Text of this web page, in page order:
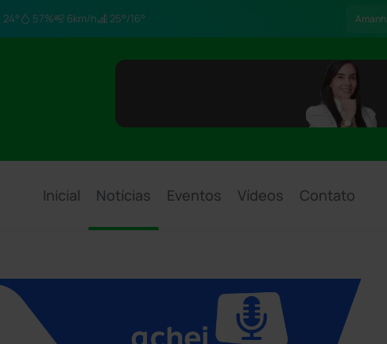
24° 57% 6km/h 25°/16°
Inicial Notícias Eventos Vídeos Contato